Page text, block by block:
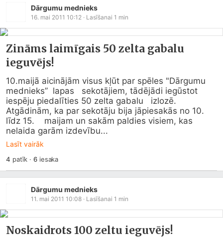
Dārgumu mednieks
16. mai 2011 10:12 · Lasīšanai 1 min
Zināms laimīgais 50 zelta gabalu
ieguvējs!
10.maijā aicinājām visus kļūt par spēles "Dārgumu
mednieks”  lapas   sekotājiem, tādējādi iegūstot
iespēju piedalīties 50 zelta gabalu   izlozē.
Atgādinām, ka par sekotāju bija jāpiesakās no 10.
līdz 15.    maijam un sakām paldies visiem, kas
nelaida garām izdevību...
Lasīt vairāk
4 patīk ·6iesaka
Dārgumu mednieks
11. mai 2011 10:08 · Lasīšanai 1 min
Noskaidrots 100 zeltu ieguvējs!